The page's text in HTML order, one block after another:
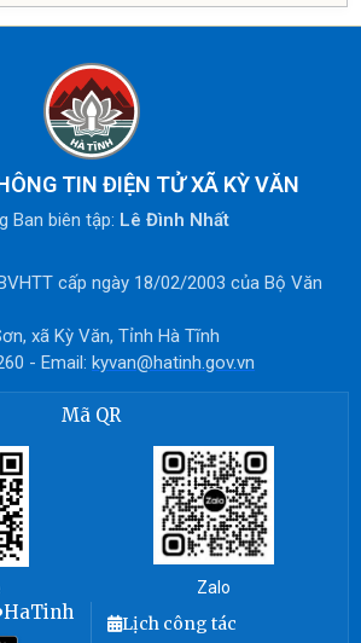
TIN ĐIỆN TỬ XÃ KỲ VĂN
Ban biên tập: Lê Đình Nhất
cấp ngày 18/02/2003 của Bộ Văn
xã Kỳ Văn, Tỉnh Hà Tĩnh
- Email: kyvan@hatinh.gov.vn
Mã QR
Zalo
Lịch công tác